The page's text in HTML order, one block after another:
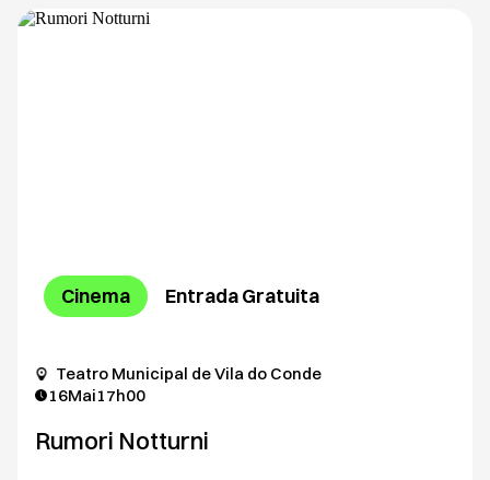
Cinema Entrada Gratuita
Teatro Municipal de Vila do Conde
16Mai17h00
Rumori Notturni